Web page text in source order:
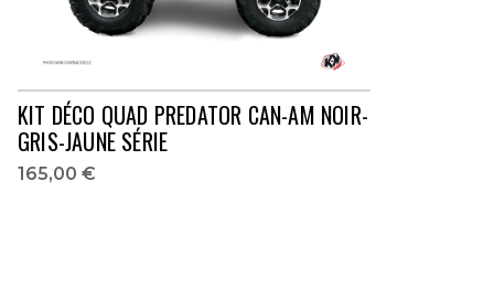
KIT DÉCO QUAD PREDATOR CAN-AM NOIR-
GRIS-JAUNE SÉRIE
165,00 €